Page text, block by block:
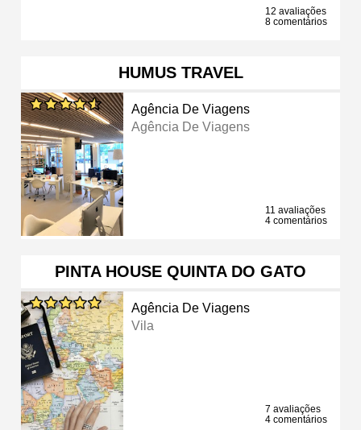
12 avaliações
8 comentários
HUMUS TRAVEL
Agência De Viagens
Agência De Viagens
11 avaliações
4 comentários
PINTA HOUSE QUINTA DO GATO
Agência De Viagens
Vila
7 avaliações
4 comentários